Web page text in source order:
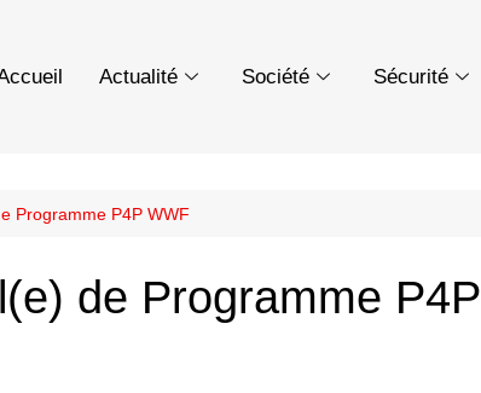
Actualité Société Sécurité
Programme P4P WWF
de Programme P4P